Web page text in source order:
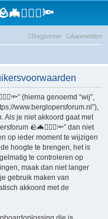
Aanmelden
Registreer
(hierna genoemd “wij”,
www.berglopersforum.nl”),
Als je niet akkoord gaat met
🪨🦇🚶🏻‍♂️🔦” dan niet
op ieder moment te wijzigen
hoogte te brengen, het is
te controleren op
maak dan niet langer
je gebruik maken van
akkoord met de